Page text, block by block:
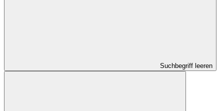
Suchbegriff leeren